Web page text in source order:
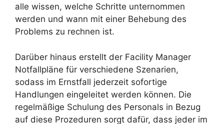
alle wissen, welche Schritte unternommen
werden und wann mit einer Behebung des
Problems zu rechnen ist.
Darüber hinaus erstellt der Facility Manager
Notfallpläne für verschiedene Szenarien,
sodass im Ernstfall jederzeit sofortige
Handlungen eingeleitet werden können. Die
regelmäßige Schulung des Personals in Bezug
auf diese Prozeduren sorgt dafür, dass jeder im